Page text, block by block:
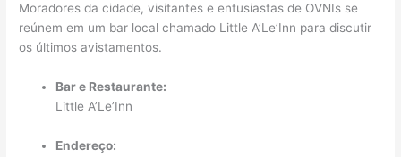
Moradores da cidade, visitantes e entusiastas de OVNIs se
reúnem em um bar local chamado Little A’Le’Inn para discutir
os últimos avistamentos.
Bar e Restaurante:
Little A’Le’Inn
Endereço: